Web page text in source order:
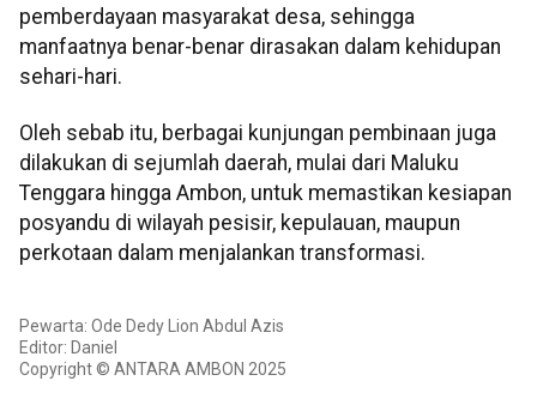
pemberdayaan masyarakat desa, sehingga
manfaatnya benar-benar dirasakan dalam kehidupan
sehari-hari.
Oleh sebab itu, berbagai kunjungan pembinaan juga
dilakukan di sejumlah daerah, mulai dari Maluku
Tenggara hingga Ambon, untuk memastikan kesiapan
posyandu di wilayah pesisir, kepulauan, maupun
perkotaan dalam menjalankan transformasi.
Pewarta: Ode Dedy Lion Abdul Azis
Editor: Daniel
Copyright © ANTARA AMBON 2025